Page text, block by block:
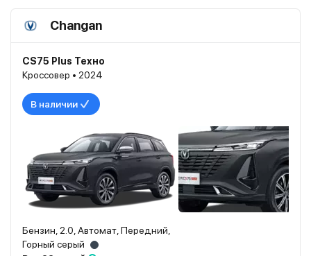
Changan
CS75 Plus Техно
Кроссовер • 2024
В наличии
Бензин, 2.0, Автомат, Передний,
Горный серый